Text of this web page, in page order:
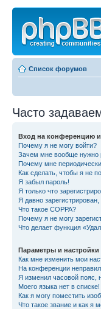
Список форумов
Часто
Вход на конференцию и
Почему я не могу войти?
Зачем мне вообще нужно
Почему мне
Как сделать, чтобы я не
Я забыл пароль!
Я только что
Я давно
Что такое COPPA?
Почему я не могу
Что делает функция
Параметры и настройки
Как мне изменить мои
На конференции
Я изменил часовой пояс,
Моего языка нет в списке!
Как я могу поместить
Что такое звание и как я